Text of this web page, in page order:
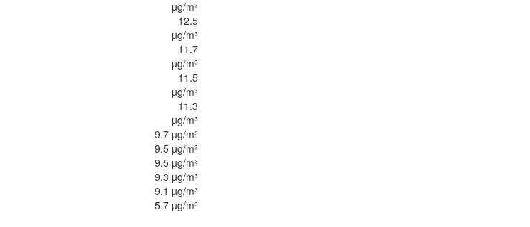
µg/m³
12.5
µg/m³
11.7
µg/m³
11.5
µg/m³
11.3
µg/m³
9.7 µg/m³
9.5 µg/m³
9.5 µg/m³
9.3 µg/m³
9.1 µg/m³
5.7 µg/m³